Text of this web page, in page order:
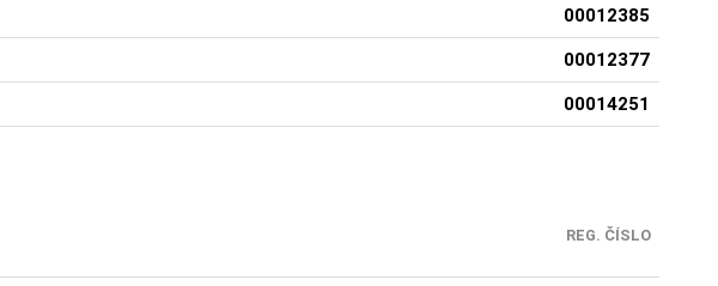
00012385
00012377
00014251
REG. ČÍSLO